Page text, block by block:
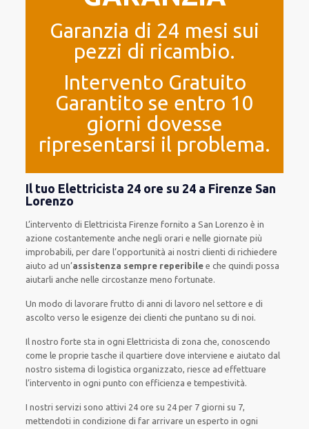
Garanzia di 24 mesi sui
pezzi di ricambio.
Intervento Gratuito
Garantito se entro 10
giorni dovesse
ripresentarsi il problema.
Il tuo Elettricista 24 ore su 24 a Firenze San
Lorenzo
L’intervento di Elettricista Firenzefornito a San Lorenzo èin
azione costantemente anchenegli orari e nelle giornate più
improbabili, perdare l’opportunità ai nostri clienti dirichiedere
aiuto ad un’assistenza sempre reperibile e chequindi possa
aiutarli anchenelle circostanze meno fortunate.
Un modo di lavorare frutto di anni di lavoro nel settore e di
ascolto verso le esigenzedei clienti che puntano su di noi.
Il nostro forte sta in ogni Elettricista di zona che, conoscendo
come le proprie tasche il quartiere dove interviene e aiutato dal
nostro sistema di logistica organizzato, riesce ad effettuare
l’intervento in ogni punto con efficienza e tempestività.
I nostri servizi sono attivi 24 ore su 24per 7 giorni su 7,
mettendoti in condizione di far arrivare unesperto inogni